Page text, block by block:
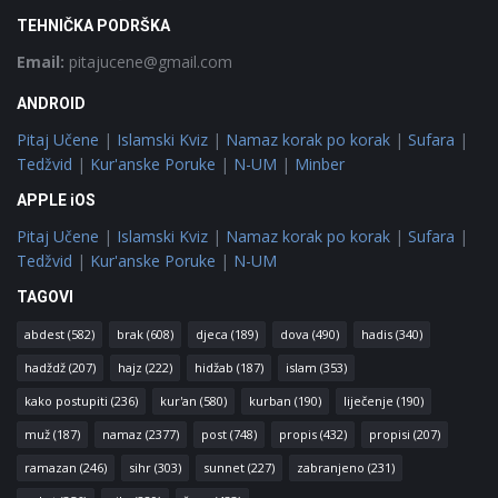
TEHNIČKA PODRŠKA
Email: pitajucene@gmail.com
ANDROID
Pitaj Učene | Islamski Kviz | Namaz korak po korak | Sufara |
Tedžvid | Kur'anske Poruke | N-UM | Minber
APPLE iOS
Pitaj Učene | Islamski Kviz | Namaz korak po korak | Sufara |
Tedžvid | Kur'anske Poruke | N-UM
TAGOVI
abdest (582) brak (608) djeca (189) dova (490) hadis (340)
hadždž (207) hajz (222) hidžab (187) islam (353)
kako postupiti (236) kur'an (580) kurban (190) liječenje (190)
muž (187) namaz (2377) post (748) propis (432) propisi (207)
ramazan (246) sihr (303) sunnet (227) zabranjeno (231)